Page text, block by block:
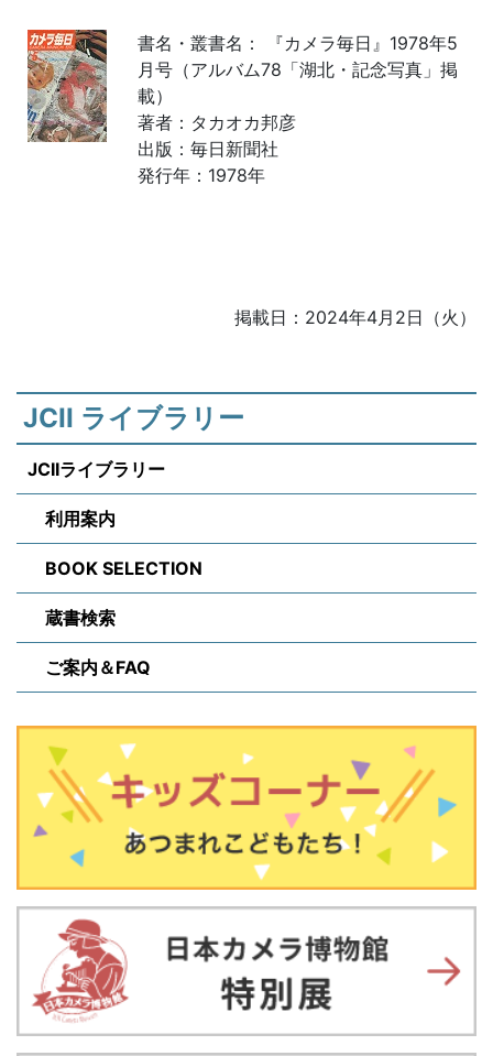
書名・叢書名： 『カメラ毎日』1978年5
月号（アルバム78「湖北・記念写真」掲
載）
著者：タカオカ邦彦
出版：毎日新聞社
発行年：1978年
掲載日：2024年4月2日（火）
JCII ライブラリー
JCIIライブラリー
利用案内
BOOK SELECTION
蔵書検索
ご案内＆FAQ